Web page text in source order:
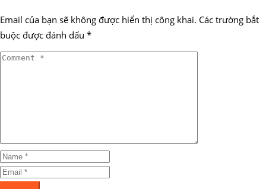
Email của bạn sẽ không được hiển thị công khai. Các trường bắt
buộc được đánh dấu *